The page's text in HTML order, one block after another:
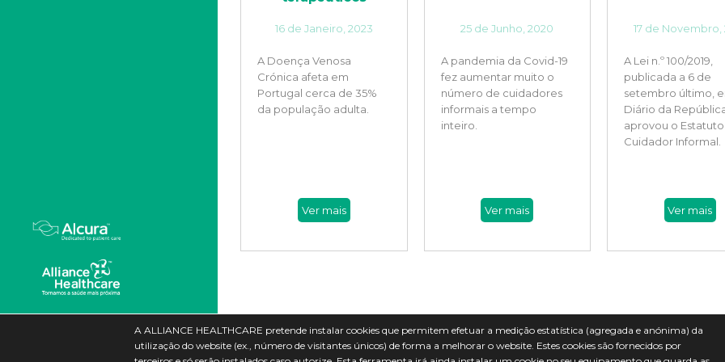
16 de Janeiro, 2023
A Doença Venosa
Crónica afeta em
Portugal cerca de 35%
da população adulta.
Ver mais
25 de Junho, 2020
A pandemia da Covid-19
fez aumentar muito o
número de cuidadores
informais a tempo
inteiro.
Ver mais
17 de Novembro,
A Lei n.º 100/2019,
publicada a 6 de
setembro último,
Diário da
aprovou o
Cuidador Informal.
Ver mais
Cuidar de Nós
Comunidade
Lazer
Sobre Nós
A ALLIANCE HEALTHCARE pretende instalar cookies que permitem efetuar a medição estatística (agregada e anónima) da
utilização do website (ex., número de visitantes únicos) de forma a melhorar o website. Estes cookies são fornecidos por
© 2023 Alcura. Todos os direitos